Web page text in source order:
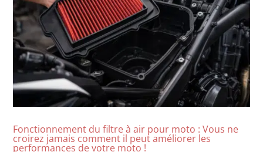
Fonctionnement du filtre à air pour moto : Vous ne
croirez jamais comment il peut améliorer les
performances de votre moto !